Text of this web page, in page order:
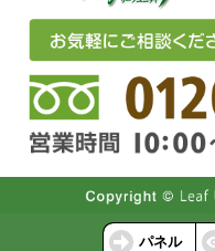
パネル